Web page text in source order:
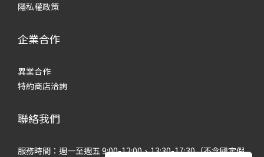
隱私權政策
企業合作
異業合作
特約商店洽詢
聯絡我們
服務時間：週一至週五 9:00-12:00、13:30-17:30（不含國定假